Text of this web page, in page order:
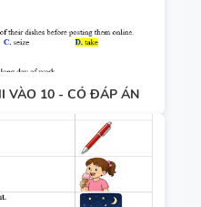
VÀO 10 - CÓ ĐÁP ÁN